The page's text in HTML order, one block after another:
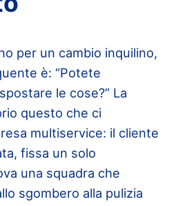
per un cambio inquilino,
è: “Potete
le cose?” La
questo che ci
multiservice: il cliente
fissa un solo
una squadra che
sgombero alla pulizia